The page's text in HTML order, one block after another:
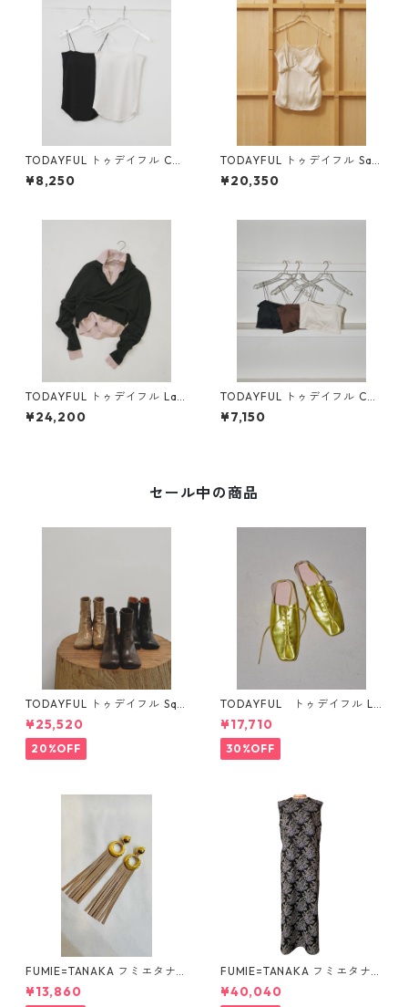
TODAYFUL トゥデイフル Cup
in Flatseam Camisole 12610
635
¥8,250
TODAYFUL トゥデイフル Sati
n Lace Camisole 12610431
¥20,350
TODAYFUL トゥデイフル Lay
ered Polo Knit (D/GRN) 1261
0508
¥24,200
TODAYFUL トゥデイフル Cup
in Flatseam Bratop 124106
02
¥7,150
セール中の商品
TODAYFUL トゥデイフル Squ
are Short Boots 12321008 1
2521006
¥25,520
20%OFF
TODAYFUL トゥデイフル La
ceup Leather Shoes 1232101
1
¥17,710
30%OFF
FUMIE=TANAKA フミエタナ
カ ring fringe earring F23A
-55 NU
¥13,860
FUMIE=TANAKA フミエタナ
カ flower JQ OP (BLK)F25S-
13
¥40,040